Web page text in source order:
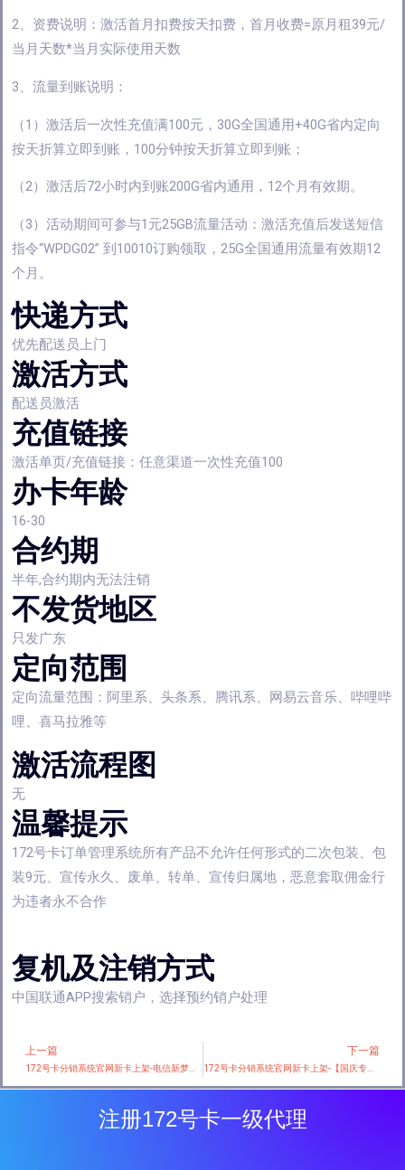
2、资费说明：激活首月扣费按天扣费，首月收费=原月租39元/
当月天数*当月实际使用天数
3、流量到账说明：
（1）激活后一次性充值满100元，30G全国通用+40G省内定向
按天折算立即到账，100分钟按天折算立即到账；
（2）激活后72小时内到账200G省内通用，12个月有效期。
（3）活动期间可参与1元25GB流量活动：激活充值后发送短信
指令“WPDG02” 到10010订购领取，25G全国通用流量有效期12
个月。
快递方式
优先配送员上门
激活方式
配送员激活
充值链接
激活单页/充值链接：任意渠道一次性充值100
办卡年龄
16-30
合约期
半年,合约期内无法注销
不发货地区
只发广东
定向范围
定向流量范围：阿里系、头条系、腾讯系、网易云音乐、哔哩哔
哩、喜马拉雅等
激活流程图
无
温馨提示
172号卡订单管理系统所有产品不允许任何形式的二次包装、包
装9元、宣传永久、废单、转单、宣传归属地，恶意套取佣金行
为违者永不合作
复机及注销方式
中国联通APP搜索销户，选择预约销户处理
Prev
上一篇 下一篇
172号卡分销系统官网新卡上架-【国庆专属】联通海洁卡 9元80G+100分钟
注册172号卡一级代理